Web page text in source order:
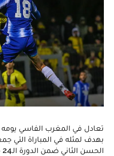
تعادل في المغرب الفاسي
بهدف لمثله في المباراة التي